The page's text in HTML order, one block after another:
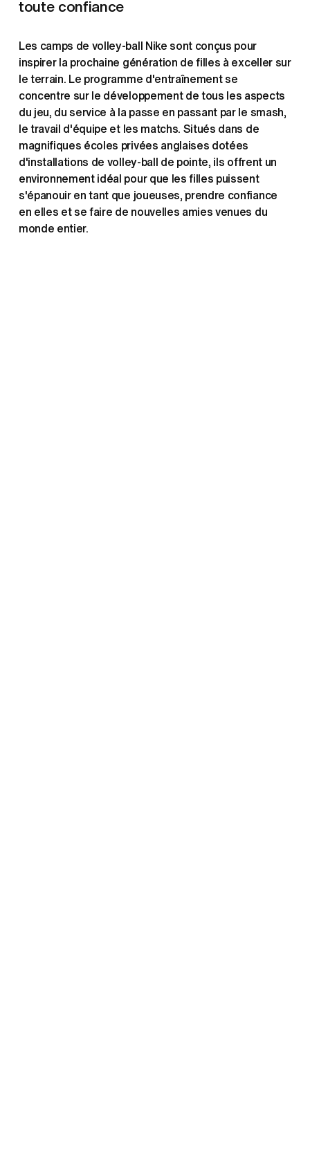
toute confiance
Les camps de volley-ball Nike sont conçus pour
inspirer la prochaine génération de filles à exceller sur
le terrain. Le programme d'entraînement se
concentre sur le développement de tous les aspects
du jeu, du service à la passe en passant par le smash,
le travail d'équipe et les matchs. Situés dans de
magnifiques écoles privées anglaises dotées
d'installations de volley-ball de pointe, ils offrent un
environnement idéal pour que les filles puissent
s'épanouir en tant que joueuses, prendre confiance
en elles et se faire de nouvelles amies venues du
monde entier.